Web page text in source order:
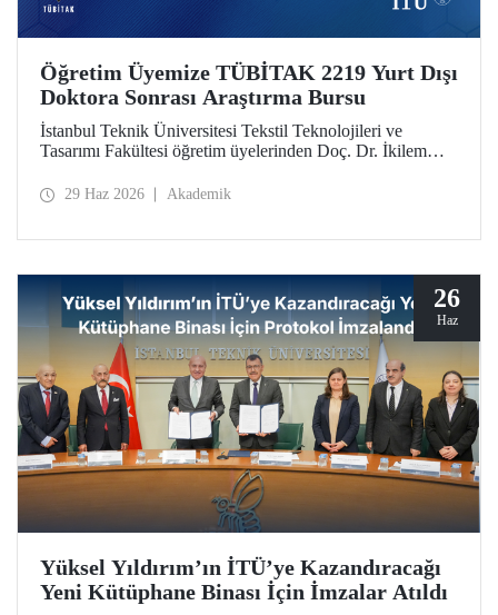
Öğretim Üyemize TÜBİTAK 2219 Yurt Dışı
Doktora Sonrası Araştırma Bursu
İstanbul Teknik Üniversitesi Tekstil Teknolojileri ve
Tasarımı Fakültesi öğretim üyelerinden Doç. Dr. İkilem
of Textile Substrates via Selective Metallisation for
29 Haz 2026 Akademik
26
Haz
Yüksel Yıldırım’ın İTÜ’ye Kazandıracağı
Yeni Kütüphane Binası İçin İmzalar Atıldı